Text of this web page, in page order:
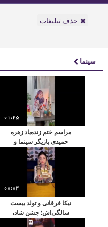
حذف تبلیغات
سینما
01:25
مراسم ختم زنده‌یاد زهره
حمیدی بازیگر سینما و
تلویزیون
00:04
نیکا فرقانی و تولد بیست
سالگی‌اش؛ جشن شاد،
سوپرایزها و تصاویری که